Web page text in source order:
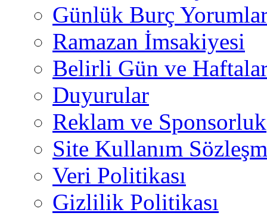
Günlük Burç
Ramazan İmsakiyesi
Belirli Gün ve
Duyurular
Reklam ve Sponsorluk
Site Kullanım
Veri Politikası
Gizlilik Politikası